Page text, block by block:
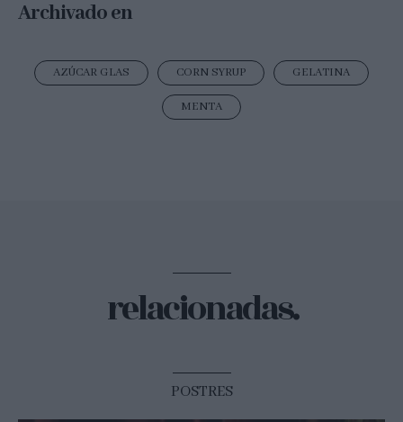
Archivado en
AZÚCAR GLAS CORN SYRUP GELATINA
MENTA
relacionadas.
POSTRES